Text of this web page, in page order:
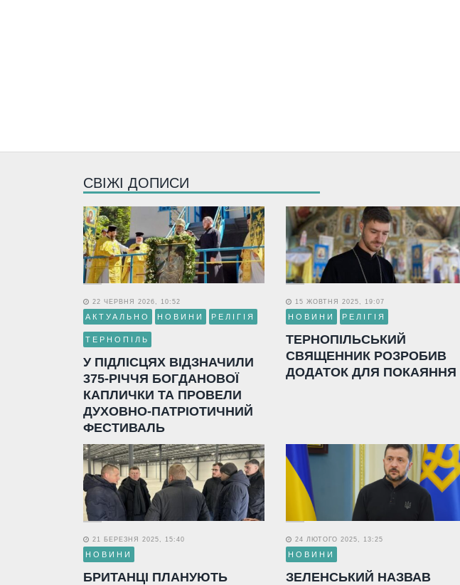
СВІЖІ ДОПИСИ
22 ЧЕРВНЯ 2026, 10:52
АКТУАЛЬНО НОВИНИ РЕЛІГІЯ
ТЕРНОПІЛЬ
У ПІДЛІСЦЯХ ВІДЗНАЧИЛИ
375-РІЧЧЯ БОГДАНОВОЇ
КАПЛИЧКИ ТА ПРОВЕЛИ
ДУХОВНО-ПАТРІОТИЧНИЙ
ФЕСТИВАЛЬ
15 ЖОВТНЯ 2025, 19:07
НОВИНИ РЕЛІГІЯ
ТЕРНОПІЛЬСЬКИЙ
СВЯЩЕННИК РОЗРОБИВ
ДОДАТОК ДЛЯ ПОКАЯННЯ
21 БЕРЕЗНЯ 2025, 15:40
НОВИНИ
БРИТАНЦІ ПЛАНУЮТЬ
24 ЛЮТОГО 2025, 13:25
НОВИНИ
ЗЕЛЕНСЬКИЙ НАЗВАВ